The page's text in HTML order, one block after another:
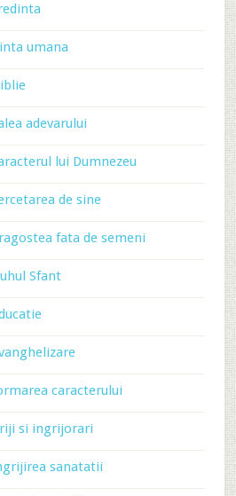
umana
adevarului
lui Dumnezeu
de sine
fata de semeni
Sfant
caracterului
si ingrijorari
sanatatii